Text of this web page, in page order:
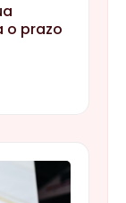
o prazo